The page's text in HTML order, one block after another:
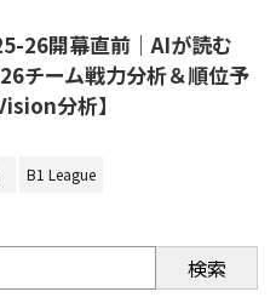
26開幕直前｜AIが読む
チーム戦力分析＆順位予
分析】
B1 League
検索